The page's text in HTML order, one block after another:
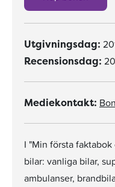
Utgivningsdag:
Recensionsdag:
Mediekontakt:
I "Min första
bilar: vanliga bilar,
ambulanser,